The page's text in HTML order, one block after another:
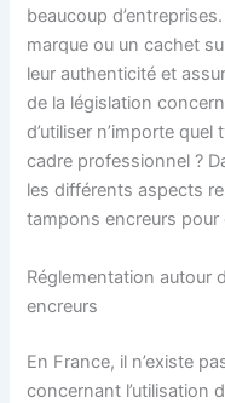
beaucoup
marque ou un cachet
leur authenticité et
de la législation
d’utiliser n’importe
cadre professionnel ?
les différents aspects
tampons encreurs pour
Réglementation autour
encreurs
En France, il n’existe
concernant l’utilisation